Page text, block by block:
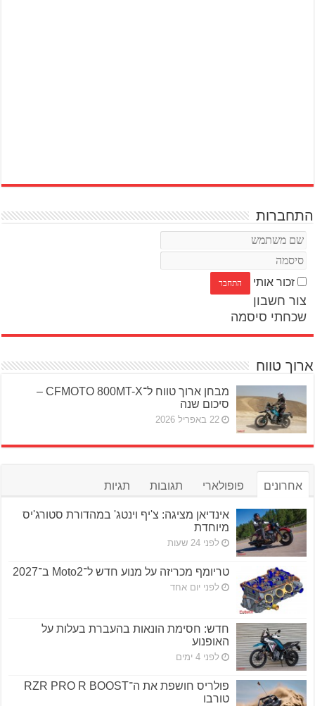
התחברות
זכור אותי
צור חשבון
שכחתי סיסמה
ארוך טווח
מבחן ארוך טווח ל־CFMOTO 800MT-X –
סיכום שנה
22 באפריל 2026
אחרונים פופולארי תגובות תגיות
אינדיאן מציגה: צ'יף וינטג' במהדורת סטורג'יס
מיוחדת
לפני 24 שעות
טריומף מכריזה על מנוע חדש ל־Moto2 ב־2027
לפני יום אחד
חדש: חסימת הונאות בהעברת בעלות על
האופנוע
לפני 4 ימים
פולריס חושפת את ה־RZR PRO R BOOST
טורבו